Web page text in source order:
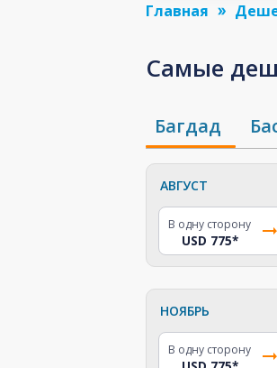
Главная
Самые
Багдад
АВГУСТ
В одну сторону
USD 775*
НОЯБРЬ
В одну сторону